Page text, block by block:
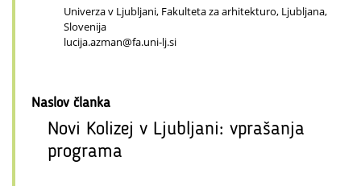
Univerza v Ljubljani, Fakulteta za arhitekturo, Ljubljana,
Slovenija
lucija.azman@fa.uni-lj.si
Naslov članka
Novi Kolizej v Ljubljani: vprašanja
programa